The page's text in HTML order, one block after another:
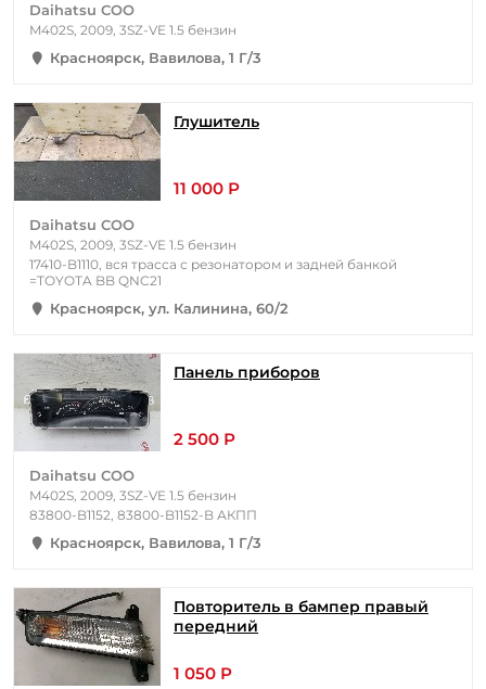
Daihatsu COO
M402S, 2009, 3SZ-VE 1.5 бензин
Красноярск, Вавилова, 1 Г/3
Глушитель
11 000 Р
Daihatsu COO
M402S, 2009, 3SZ-VE 1.5 бензин
17410-B1110, вся трасса с резонатором и задней банкой
=TOYOTA BB QNC21
Красноярск, ул. Калинина, 60/2
Панель приборов
2 500 Р
Daihatsu COO
M402S, 2009, 3SZ-VE 1.5 бензин
83800-B1152, 83800-B1152-B АКПП
Красноярск, Вавилова, 1 Г/3
Повторитель в бампер правый
передний
1 050 Р